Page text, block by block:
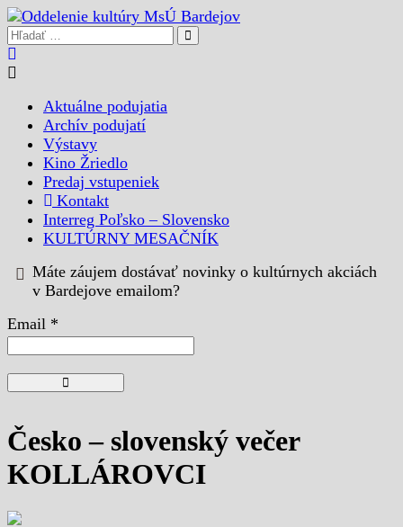
Aktuálne podujatia
Archív podujatí
Výstavy
Kino Žriedlo
Predaj vstupeniek
Kontakt
Interreg Poľsko – Slovensko
KULTÚRNY MESAČNÍK
Máte záujem dostávať novinky o kultúrnych akciách
v Bardejove emailom?
Email *
Česko – slovenský večer
KOLLÁROVCI